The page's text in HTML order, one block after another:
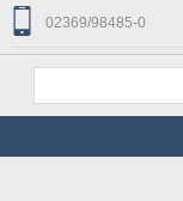
02369/98485-0